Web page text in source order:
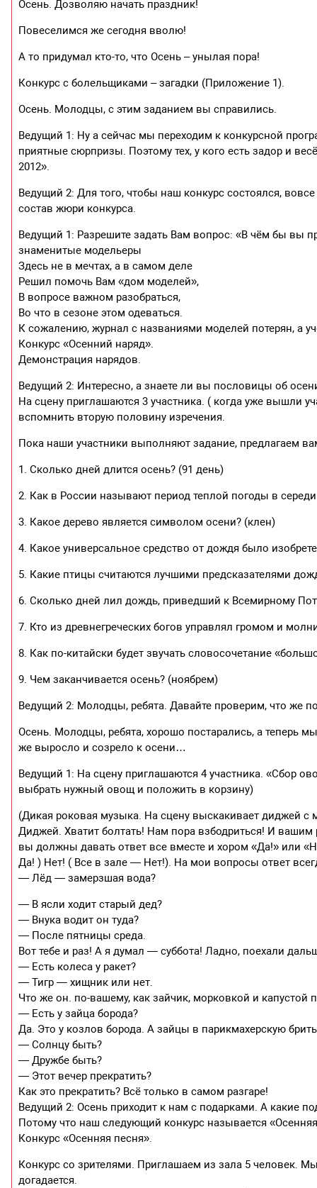
Осень. Дозволяю начать праздник!
Повеселимся же сегодня вволю!
А то придумал кто-то, что Осень – унылая пора!
Конкурс с болельщиками – загадки (Приложение 1).
Осень. Молодцы, с этим заданием вы справились.
Ведущий 1: Ну а сейчас мы переходим к конкурсной
приятные сюрпризы. Поэтому тех, у кого есть задор и
2012».
Ведущий 2: Для того, чтобы наш конкурс состоялся,
состав жюри конкурса.
Ведущий 1: Разрешите задать Вам вопрос: «В чём бы вы
знаменитые модельеры
Здесь не в мечтах, а в самом деле
Решил помочь Вам «дом моделей»,
В вопросе важном разобраться,
Во что в сезоне этом одеваться.
К сожалению, журнал с названиями моделей потерян, а
Конкурс «Осенний наряд».
Демонстрация нарядов.
Ведущий 2: Интересно, а знаете ли вы пословицы об
На сцену приглашаются 3 участника. ( когда уже вышли
вспомнить вторую половину изречения.
Пока наши участники выполняют задание, предлагаем
1. Сколько дней длится осень? (91 день)
2. Как в России называют период теплой погоды в
3. Какое дерево является символом осени? (клен)
4. Какое универсальное средство от дождя было
5. Какие птицы считаются лучшими предсказателями
6. Сколько дней лил дождь, приведший к Всемирному
7. Кто из древнегреческих богов управлял громом и
8. Как по-китайски будет звучать словосочетание
9. Чем заканчивается осень? (ноябрем)
Ведущий 2: Молодцы, ребята. Давайте проверим, что же
Осень. Молодцы, ребята, хорошо постарались, а теперь
же выросло и созрело к осени…
Ведущий 1: На сцену приглашаются 4 участника. «Сбор
выбрать нужный овощ и положить в корзину)
(Дикая роковая музыка. На сцену выскакивает диджей с
Диджей. Хватит болтать! Нам пора взбодриться! И вашим
вы должны давать ответ все вместе и хором «Да!» или
Да! ) Нет! ( Все в зале — Нет!). На мои вопросы ответ
— Лёд — замерзшая вода?
— В ясли ходит старый дед?
— Внука водит он туда?
— После пятницы среда.
Вот тебе и раз! А я думал — суббота! Ладно, поехали
— Есть колеса у ракет?
— Тигр — хищник или нет.
Что же он. по-вашему, как зайчик, морковкой и капустой
— Есть у зайца борода?
Да. Это у козлов борода. А зайцы в парикмахерскую
— Солнцу быть?
— Дружбе быть?
— Этот вечер прекратить?
Как это прекратить? Всё только в самом разгаре!
Ведущий 2: Осень приходит к нам с подарками. А какие
Потому что наш следующий конкурс называется
Конкурс «Осенняя песня».
Конкурс со зрителями. Приглашаем из зала 5 человек.
догадается.